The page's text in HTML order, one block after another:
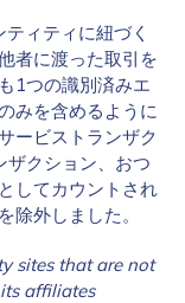
ィティに紐づく
者に渡った取引を
1つの識別済みエ
みを含めるように
ービストランザク
ザクション、おつ
してカウントされ
除外しました。
sites that are not
affiliates